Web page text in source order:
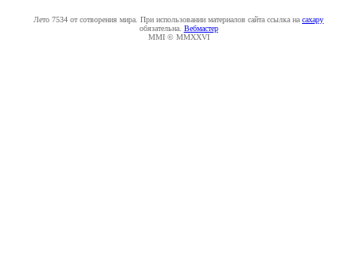
Лето 7534 от сотворения мира. При использовании материалов сайта ссылка на caxapу
обязательна. Вебмастер
MMI © MMXXVI